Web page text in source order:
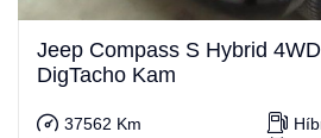
Jeep Compass S Hybrid
DigTacho Kam
37562 Km